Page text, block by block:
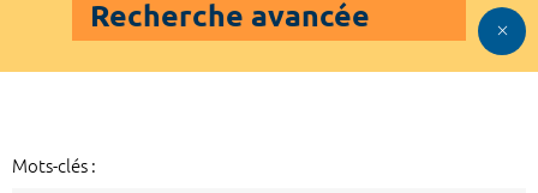
Recherche avancée
Mots-clés :